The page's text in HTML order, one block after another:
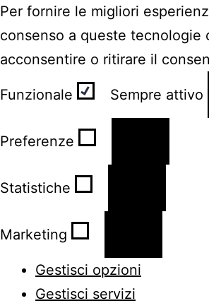
Per fornire le migliori
consenso a queste tecnologie
acconsentire o ritirare il
Funzionale Sempre attivo
Preferenze
Statistiche
Marketing
Gestisci opzioni
Gestisci servizi